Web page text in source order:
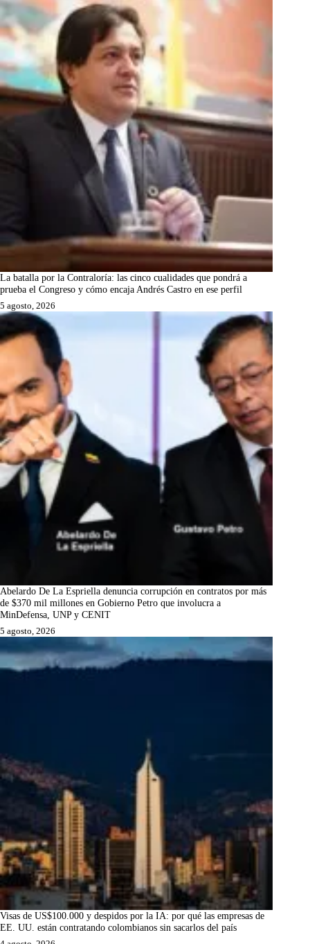
La batalla por la Contraloría: las cinco cualidades que pondrá a
prueba el Congreso y cómo encaja Andrés Castro en ese perfil
5 agosto, 2026
Abelardo De La Espriella denuncia corrupción en contratos por más
de $370 mil millones en Gobierno Petro que involucra a
MinDefensa, UNP y CENIT
5 agosto, 2026
Visas de US$100.000 y despidos por la IA: por qué las empresas de
EE. UU. están contratando colombianos sin sacarlos del país